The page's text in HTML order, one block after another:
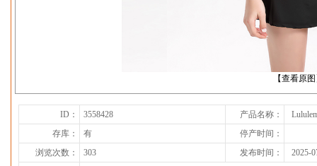
【查看原
ID： 3558428 产品名称：
存库：
有
停产时间：
浏览次数：
303 发布时间：
2025-